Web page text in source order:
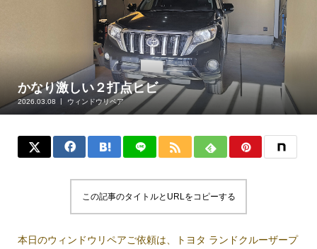
かなり激しい２打点ヒビ
2026.03.08 ウィンドウリペア
この記事のタイトルとURLをコピーする
本日のウィンドウリペアご依頼は、トヨタ ランドクルーザープ